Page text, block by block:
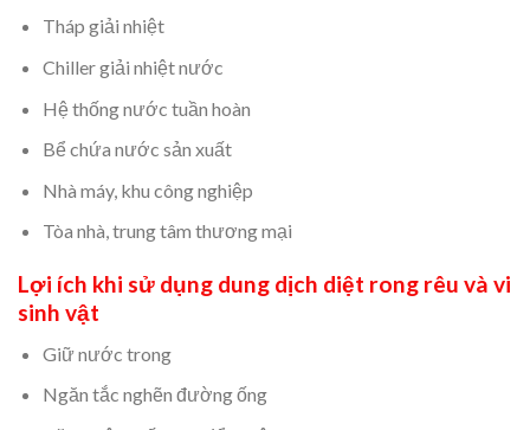
Tháp giải nhiệt
Chiller giải nhiệt nước
Hệ thống nước tuần hoàn
Bể chứa nước sản xuất
Nhà máy, khu công nghiệp
Tòa nhà, trung tâm thương mại
Lợi ích khi sử dụng dung dịch diệt rong rêu và vi
sinh vật
Giữ nước trong
Ngăn tắc nghẽn đường ống